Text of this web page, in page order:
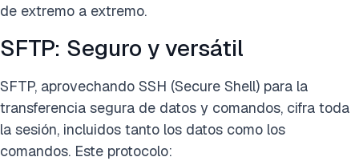
de extremo a extremo.
SFTP: Seguro y versátil
SFTP, aprovechando SSH (Secure Shell) para la
transferencia segura de datos y comandos, cifra toda
la sesión, incluidos tanto los datos como los
comandos. Este protocolo: